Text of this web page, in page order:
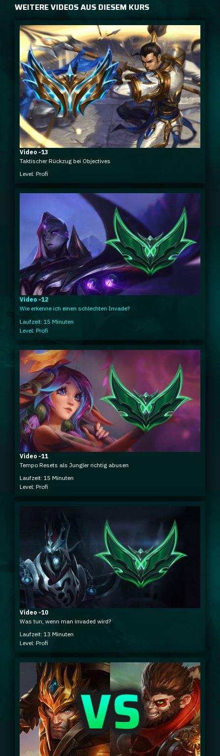
WEITERE VIDEOS AUS DIESEM KURS
Video -13
Taktischer Rückzug bei Objectives
Level: Profi
Video -12
Wie erkenne ich einen schlechten Invade?
Laufzeit: 15 Minuten
Level: Profi
Video -11
Tempo Resets als Jungler richtig abusen
Laufzeit: 15 Minuten
Level: Profi
Video -10
Was tun, wenn man invaded wird?
Laufzeit: 13 Minuten
Level: Profi